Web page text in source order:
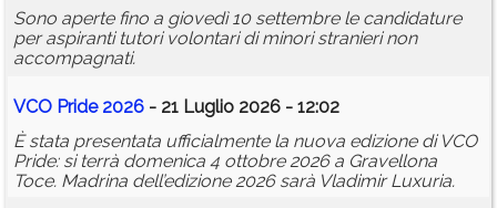
Sono aperte fino a giovedì 10 settembre le candidature
per aspiranti tutori volontari di minori stranieri non
accompagnati.
VCO Pride 2026 - 21 Luglio 2026 - 12:02
È stata presentata ufficialmente la nuova edizione di VCO
Pride: si terrà domenica 4 ottobre 2026 a Gravellona
Toce. Madrina dell’edizione 2026 sarà Vladimir Luxuria.